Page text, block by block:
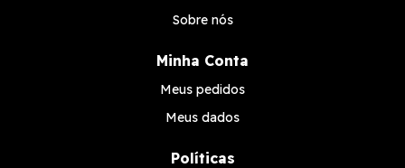
Sobre nós
Minha Conta
Meus pedidos
Meus dados
Políticas